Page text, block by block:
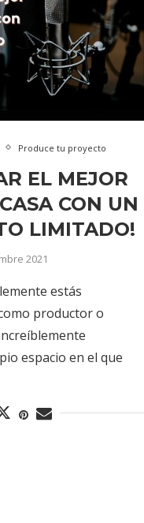
Produce tu proyecto
EL MEJOR
CON UN
LIMITADO!
2021
estás
productor o
espacio en el que